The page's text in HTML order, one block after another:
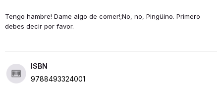
Tengo hambre! Dame algo de comer!;No, no, Pingüino. Primero
debes decir por favor.
ISBN
9788493324001